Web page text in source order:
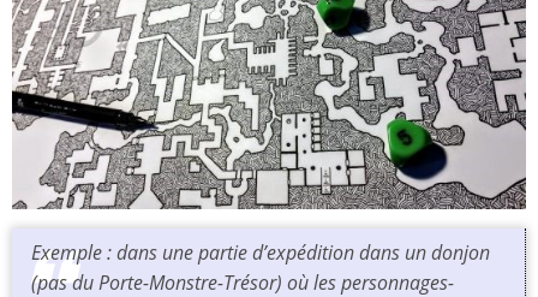
Exemple : dans une partie d’expédition dans un donjon
(pas du Porte-Monstre-Trésor) où les personnages-